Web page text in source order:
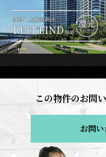
この物件のお問
お問